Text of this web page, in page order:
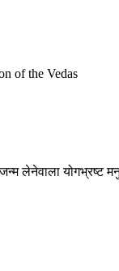
of the Vedas
लेनेवाला योगभ्रष्ट